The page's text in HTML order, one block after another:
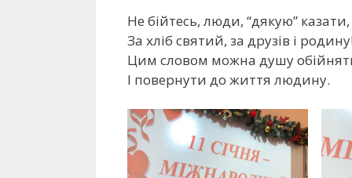
Не бійтесь, люди, “дякую” казати,
За хліб святий, за друзів і
Цим словом можна душу
І повернути до життя людину.